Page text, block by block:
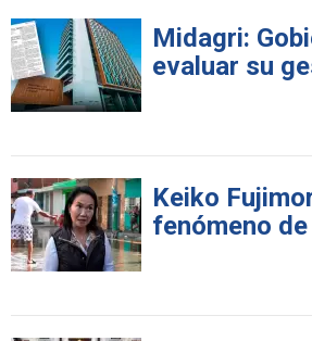
Midagri:
evaluar su
Keiko
fenómeno